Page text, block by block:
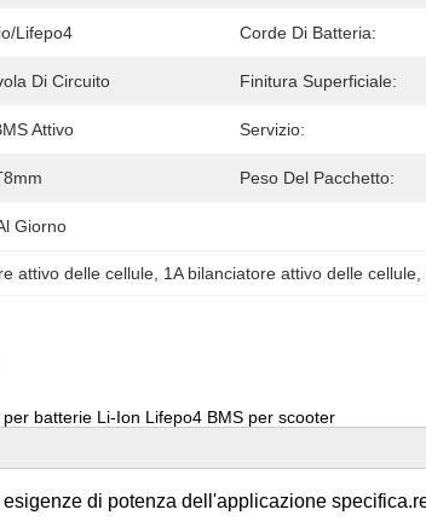
Lifepo4 Corde Di Batteria:
Di Circuito Finitura Superficiale:
Attivo Servizio:
Peso Del Pacchetto:
Giorno
attivo delle cellule 1A bilanciatore attivo delle cellule
batterie Li-Ion Lifepo4 BMS per scooter
di potenza dell'applicazione